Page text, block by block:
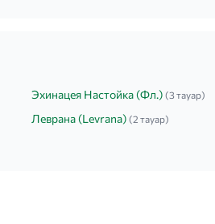
Эхинацея Настойка (Фл.) (3 тауар)
Леврана (Levrana) (2 тауар)